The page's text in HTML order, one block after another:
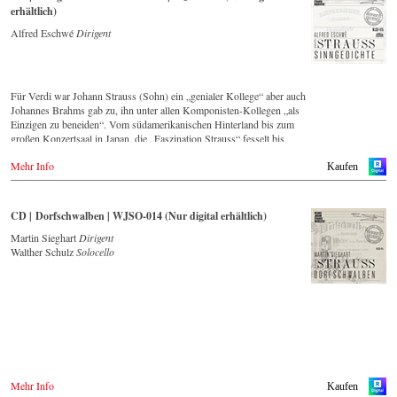
erhältlich)
Alfred Eschwé Dirigent
Für Verdi war Johann Strauss (Sohn) ein „genialer Kollege“ aber auch
Johannes Brahms gab zu, ihn unter allen Komponisten-Kollegen „als
Einzigen zu beneiden“. Vom südamerikanischen Hinterland bis zum
großen Konzertsaal in Japan, die „Faszination Strauss“ fesselt bis
Die neue CD – eingespielt vom führenden Strauss-Ensemble in
vor bestehende Lebendigkeit, Genialität und Aktualität dieser Musik.
Dieser Live-Mitschnitt entstand 1994 Goldenen Saal des Wiener
Musikvereins und bildet einen breiten Querschnitt über das Repertoire,
dass das Wiener Johann Strauss Orchester seit seiner Gründung 1966
Kaufen
Mehr Info
CD | Dorfschwalben | WJSO-014 (Nur digital erhältlich)
Martin Sieghart Dirigent
Walther SchulzSolocello
Kaufen
Mehr Info